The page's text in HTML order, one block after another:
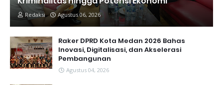
Redaksi Agustus 06, 2026
Raker DPRD Kota Medan 2026 Bahas
Inovasi, Digitalisasi, dan Akselerasi
Pembangunan
Agustus 04, 2026